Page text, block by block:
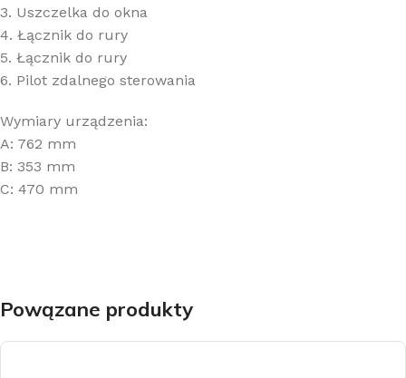
3. Uszczelka do okna
4. Łącznik do rury
5. Łącznik do rury
6. Pilot zdalnego sterowania
Wymiary urządzenia:
A: 762 mm
B: 353 mm
C: 470 mm
Powązane produkty